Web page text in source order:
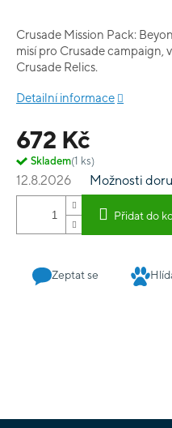
672 Kč
Skladem(1 ks)
12.8.2026 Možnosti
Přidat do
Crusade Mission Pack:
misí pro Crusade campaign,
Crusade Relics.
Detailní informace
Zeptat se